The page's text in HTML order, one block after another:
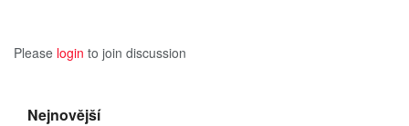
Please login to join discussion
Nejnovější